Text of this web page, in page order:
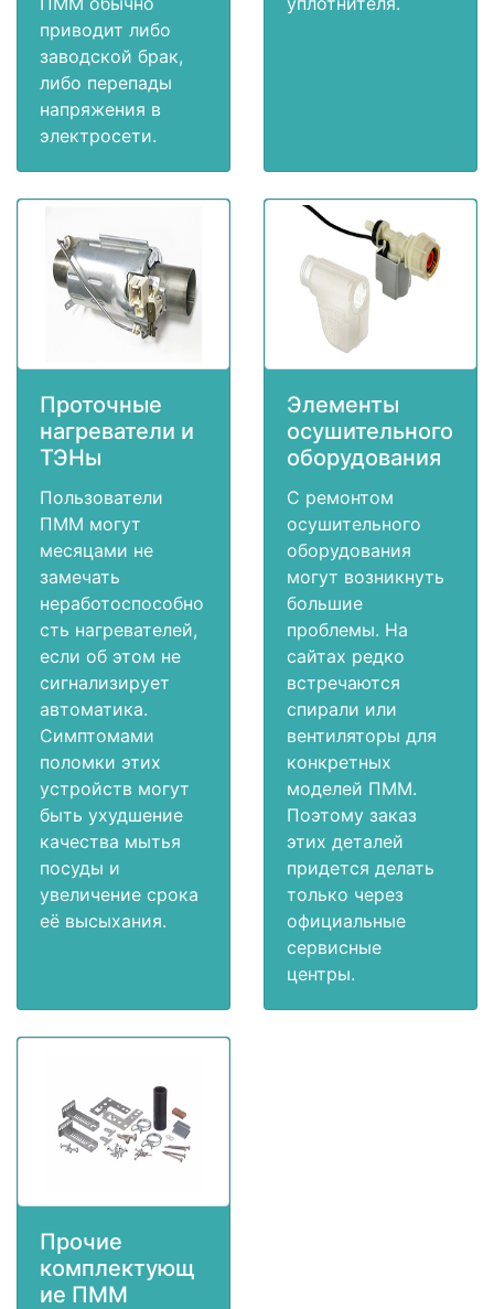
приводит либо
заводской брак,
либо перепады
напряжения в
электросети.
Проточные
нагреватели и
ТЭНы
Пользователи
ПММ могут
месяцами не
замечать
неработоспособно
сть нагревателей,
если об этом не
сигнализирует
автоматика.
Симптомами
поломки этих
устройств могут
быть ухудшение
качества мытья
посуды и
увеличение срока
её высыхания.
Элементы
осушительного
оборудования
С ремонтом
осушительного
оборудования
могут возникнуть
большие
проблемы. На
сайтах редко
встречаются
спирали или
вентиляторы для
конкретных
моделей ПММ.
Поэтому заказ
этих деталей
придется делать
только через
официальные
сервисные
центры.
Прочие
комплектующ
ие ПММ